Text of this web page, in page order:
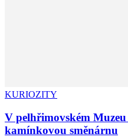
KURIOZITY
V pelhřimovském
kamínkovou směnárnu